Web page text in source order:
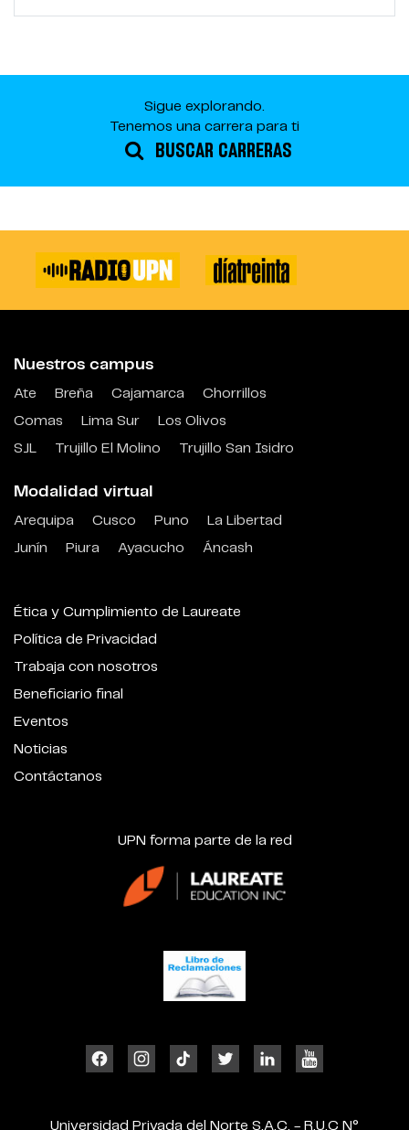
Sigue explorando.
Tenemos una carrera para ti
BUSCAR CARRERAS
Nuestros campus
Ate Breña Cajamarca
Chorrillos
Comas
Lima Sur
Los Olivos
SJL
Trujillo El Molino Trujillo San Isidro
Modalidad virtual
Arequipa Cusco Puno
La Libertad
Junín
Piura Ayacucho Áncash
Ética y Cumplimiento de Laureate
Política de Privacidad
Trabaja con nosotros
Beneficiario final
Eventos
Noticias
Contáctanos
UPN forma parte de la red
Universidad Privada del Norte S.A.C. - R.U.C N°